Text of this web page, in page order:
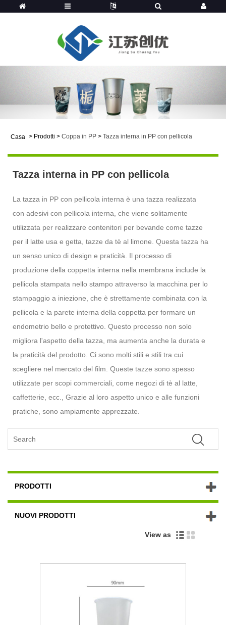
Casa > Prodotti > Coppa in PP > Tazza interna in PP con pellicola
Tazza interna in PP con pellicola
La tazza in PP con pellicola interna è una tazza realizzata
con adesivi con pellicola interna, che viene solitamente
utilizzata per realizzare contenitori per bevande come tazze
per il latte usa e getta, tazze da tè al limone. Questa tazza ha
un senso unico di design e praticità. Il processo di
produzione della coppetta interna nella membrana include la
pellicola stampata nello stampo attraverso la macchina per lo
stampaggio a iniezione, che è strettamente combinata con la
pellicola e la parete interna della coppetta per formare un
endometrio bello e protettivo. Questo processo non solo
migliora l'aspetto della tazza, ma aumenta anche la durata e
la praticità del prodotto. Ci sono molti stili e stili tra cui
scegliere nel mercato del film. Queste tazze sono spesso
utilizzate per scopi commerciali, come negozi di tè al latte,
caffetterie, ecc., Grazie al loro aspetto unico e alle funzioni
pratiche, sono ampiamente apprezzate.
PRODOTTI
NUOVI PRODOTTI
View as